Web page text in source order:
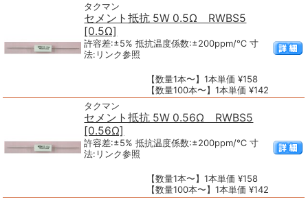
タクマン
セメント抵抗 5W 0.5Ω RWBS5
[0.5Ω]
許容差:±5% 抵抗温度係数:±200ppm/℃ 寸
法:リンク参照
【数量1本〜】1本単価 ¥158
【数量100本〜】1本単価 ¥142
タクマン
セメント抵抗 5W 0.56Ω RWBS5
[0.56Ω]
許容差:±5% 抵抗温度係数:±200ppm/℃ 寸
法:リンク参照
【数量1本〜】1本単価 ¥158
【数量100本〜】1本単価 ¥142